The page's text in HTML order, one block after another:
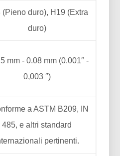
(Pieno duro), H19 (Extra
duro)
mm - 0.08 mm (0.001″ -
0,003 ″)
a ASTM B209, IN
485, e altri standard
pertinenti.